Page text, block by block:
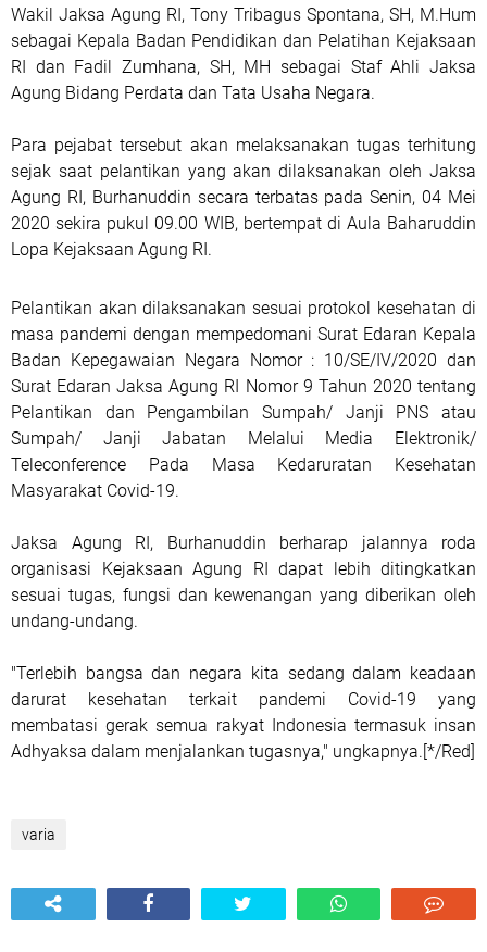
Wakil Jaksa Agung RI, Tony Tribagus Spontana, SH, M.Hum
sebagai Kepala Badan Pendidikan dan Pelatihan Kejaksaan
RI dan Fadil Zumhana, SH, MH sebagai Staf Ahli Jaksa
Agung Bidang Perdata dan Tata Usaha Negara.
Para pejabat tersebut akan melaksanakan tugas terhitung
sejak saat pelantikan yang akan dilaksanakan oleh Jaksa
Agung RI, Burhanuddin secara terbatas pada Senin, 04 Mei
2020 sekira pukul 09.00 WIB, bertempat di Aula Baharuddin
Lopa Kejaksaan Agung RI.
Pelantikan akan dilaksanakan sesuai protokol kesehatan di
masa pandemi dengan mempedomani Surat Edaran Kepala
Badan Kepegawaian Negara Nomor : 10/SE/IV/2020 dan
Surat Edaran Jaksa Agung RI Nomor 9 Tahun 2020 tentang
Pelantikan dan Pengambilan Sumpah/ Janji PNS atau
Sumpah/ Janji Jabatan Melalui Media Elektronik/
Teleconference Pada Masa Kedaruratan Kesehatan
Masyarakat Covid-19.
Jaksa Agung RI, Burhanuddin berharap jalannya roda
organisasi Kejaksaan Agung RI dapat lebih ditingkatkan
sesuai tugas, fungsi dan kewenangan yang diberikan oleh
undang-undang.
"Terlebih bangsa dan negara kita sedang dalam keadaan
darurat kesehatan terkait pandemi Covid-19 yang
membatasi gerak semua rakyat Indonesia termasuk insan
Adhyaksa dalam menjalankan tugasnya," ungkapnya.[*/Red]
varia